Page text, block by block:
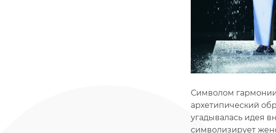
Символом
архетипический
угадывалась идея
символизирует